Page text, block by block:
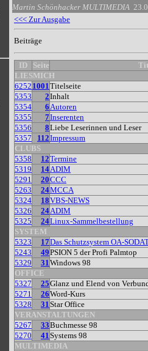
Martin Schönhacker MULTIMEDIA
<<< Zur Ausgabe
Beiträge
ID Seite
LIESMICH
6252 1001Titelseite
5353
2Inhalt
5354
6Autoren
5355
7Inserenten
5356
8Liebe Leserinnen und Leser
5357
112Impressum
CLUBS
5358
12Termine
5319
14ADIM
5291
20CCC
5263
24MCCA
5324
18VBS-NEWS
5326
24ADIM
5325
24Linux-Sammelbestellung
SYSTEM
5323
17Das Schutzsystem OA-
5243
49PSION 5 der Profi Palmtop
5329
31Windows 98
OFFICE
5327
25Glanz und Elend von
5271
26Word-Kurs
5328
31Star Office
VERANSTALTUNGEN
5267
33Buchmesse 98
5270
41Systems 98
MULTIMEDIA